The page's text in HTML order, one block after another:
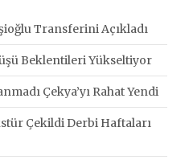
Transferini Açıkladı
Beklentileri Yükseltiyor
Çekya’yı Rahat Yendi
Çekildi Derbi Haftaları